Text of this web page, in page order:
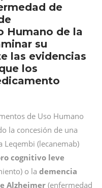
de
Humano de la
su
las evidencias
los
de Uso Humano
la concesión de una
Leqembi (lecanemab)
cognitivo leve
o la demencia
Alzheimer (enfermedad